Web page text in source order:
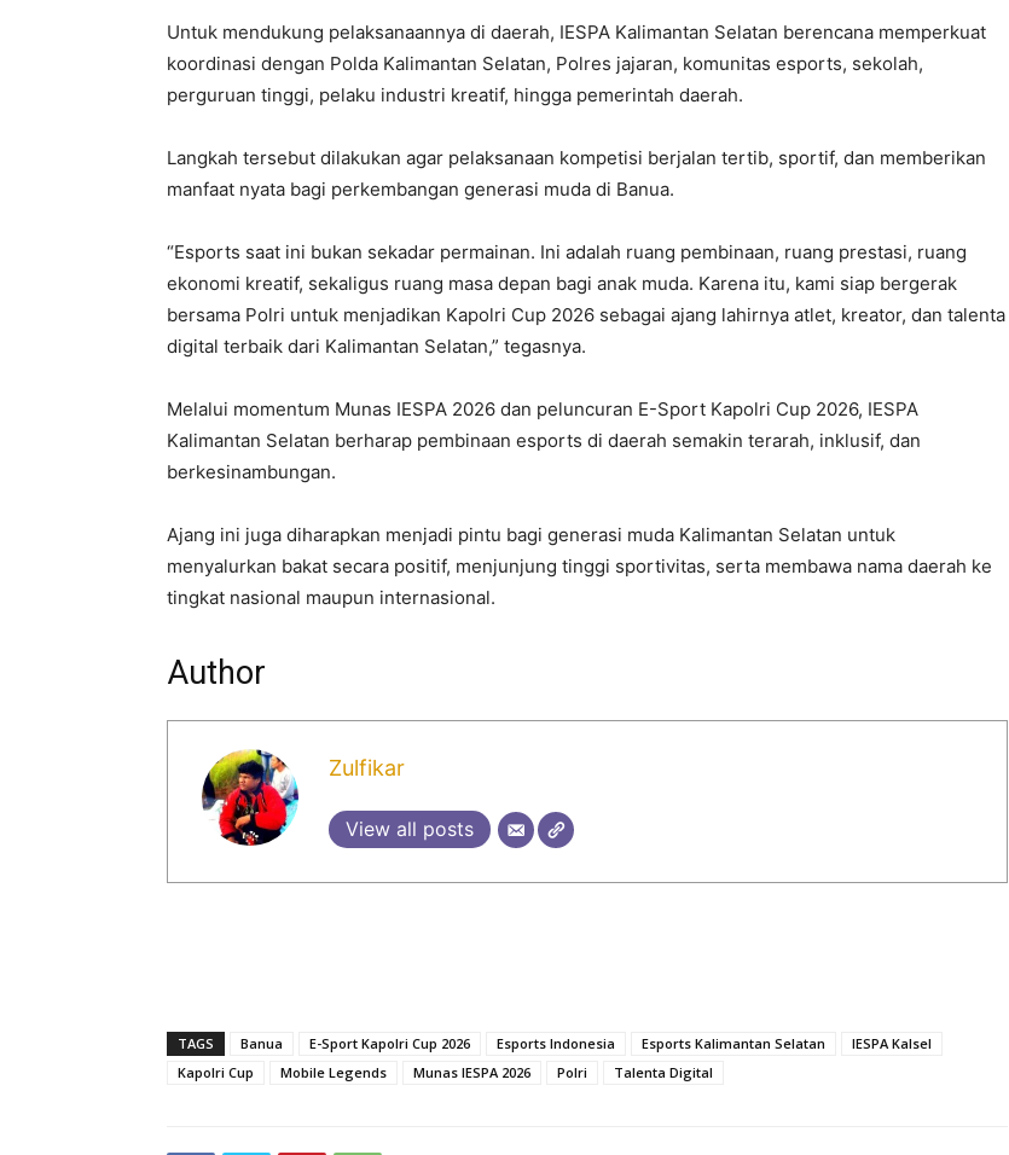
Untuk mendukung pelaksanaannya di daerah, IESPA Kalimantan Selatan berencana memperkuat
koordinasi dengan Polda Kalimantan Selatan, Polres jajaran, komunitas esports, sekolah,
perguruan tinggi, pelaku industri kreatif, hingga pemerintah daerah.
Langkah tersebut dilakukan agar pelaksanaan kompetisi berjalan tertib, sportif, dan memberikan
manfaat nyata bagi perkembangan generasi muda di Banua.
“Esports saat ini bukan sekadar permainan. Ini adalah ruang pembinaan, ruang prestasi, ruang
ekonomi kreatif, sekaligus ruang masa depan bagi anak muda. Karena itu, kami siap bergerak
bersama Polri untuk menjadikan Kapolri Cup 2026 sebagai ajang lahirnya atlet, kreator, dan talenta
digital terbaik dari Kalimantan Selatan,” tegasnya.
Melalui momentum Munas IESPA 2026 dan peluncuran E-Sport Kapolri Cup 2026, IESPA
Kalimantan Selatan berharap pembinaan esports di daerah semakin terarah, inklusif, dan
berkesinambungan.
Ajang ini juga diharapkan menjadi pintu bagi generasi muda Kalimantan Selatan untuk
menyalurkan bakat secara positif, menjunjung tinggi sportivitas, serta membawa nama daerah ke
tingkat nasional maupun internasional.
Author
Zulfikar
View all posts
TAGS Banua E-Sport Kapolri Cup 2026 Esports Indonesia Esports Kalimantan Selatan
IESPA Kalsel
Kapolri Cup
Mobile Legends Munas IESPA 2026 Polri Talenta Digital